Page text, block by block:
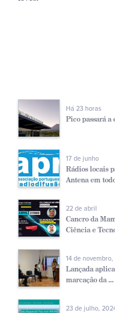
Há 23 horas
Pico passará
17 de junho
Rádios locais
Antena em
22 de abril
Cancro da
Ciência e
14 de
Lançada
marcação da ...
23 de julho,